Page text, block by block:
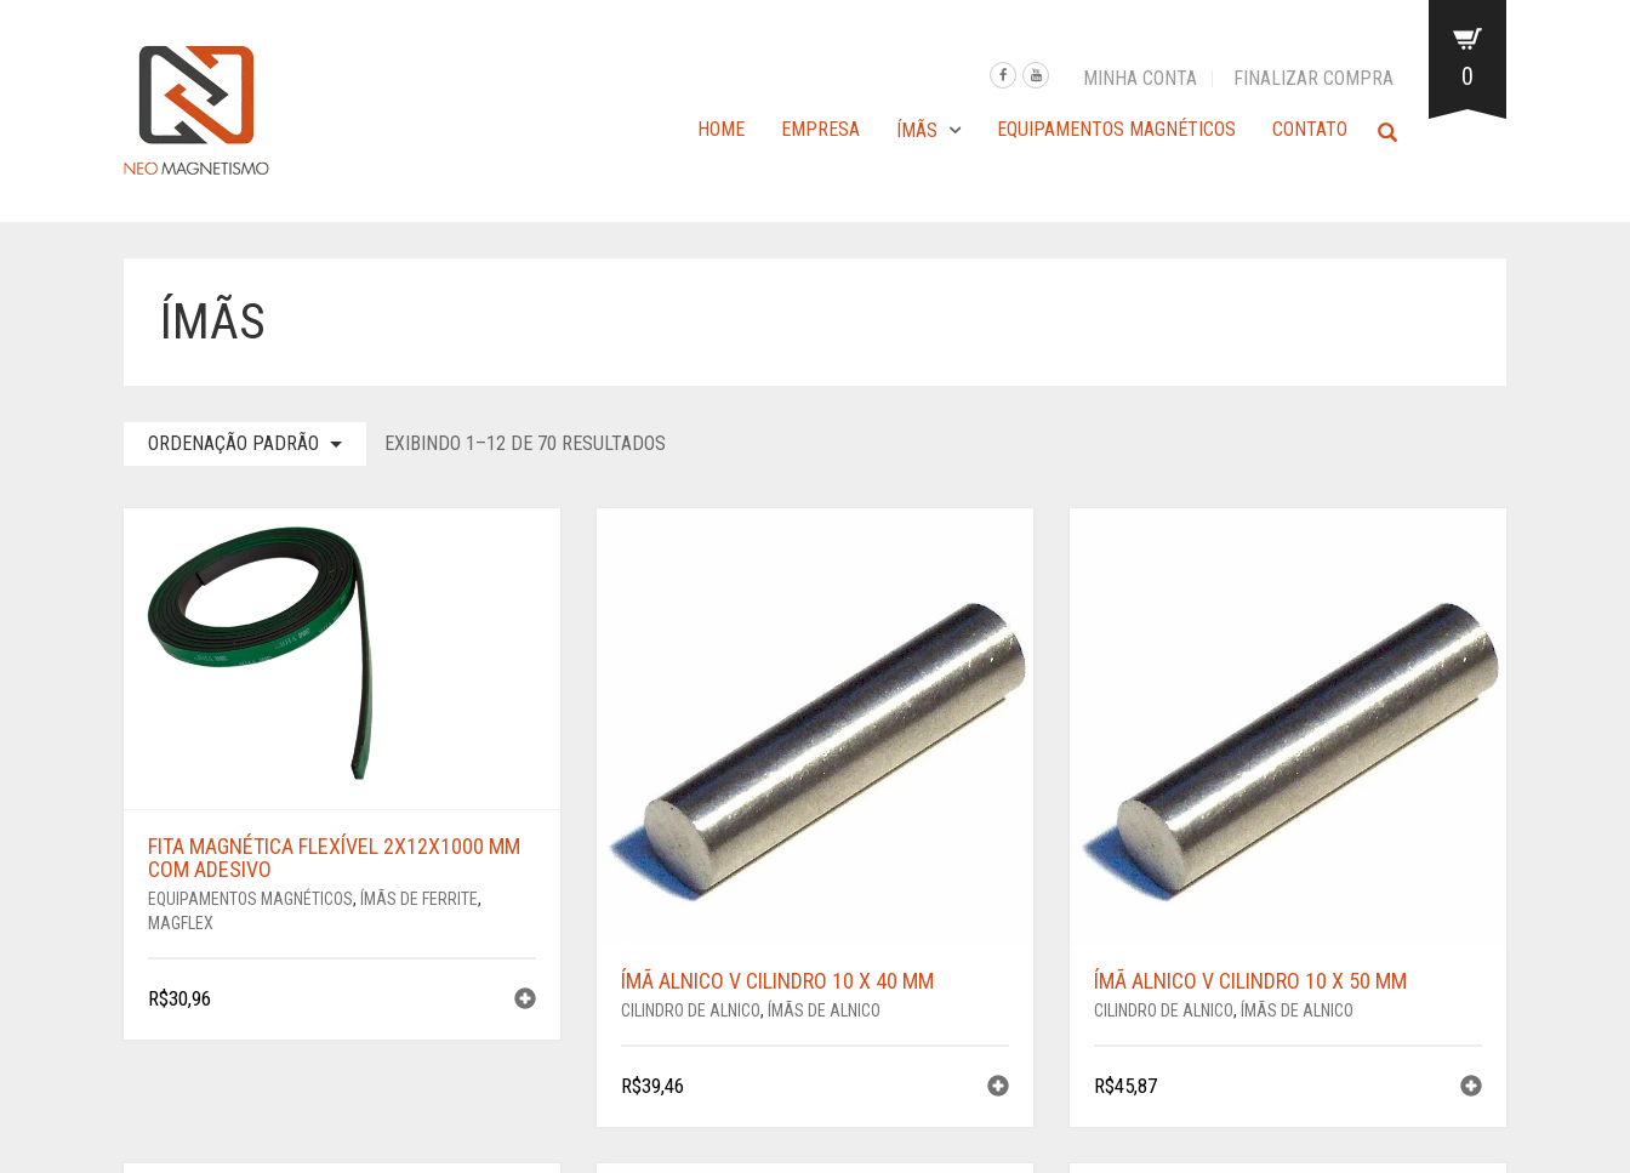
MINHA CONTA FINALIZAR COMPRA
HOME EMPRESA ÍMÃS EQUIPAMENTOS MAGNÉTICOS CONTATO
0
ÍMÃS
ORDENAÇÃO PADRÃO EXIBINDO 1–12 DE 70 RESULTADOS
FITA MAGNÉTICA FLEXÍVEL 2X12X1000 MM
COM ADESIVO
EQUIPAMENTOS MAGNÉTICOS, ÍMÃS DE FERRITE,
MAGFLEX
R$30,96
ÍMÃ ALNICO V CILINDRO 10 X 40 MM
CILINDRO DE ALNICO, ÍMÃS DE ALNICO
R$39,46
ÍMÃ ALNICO V CILINDRO 10 X 50 MM
CILINDRO DE ALNICO, ÍMÃS DE ALNICO
R$45,87